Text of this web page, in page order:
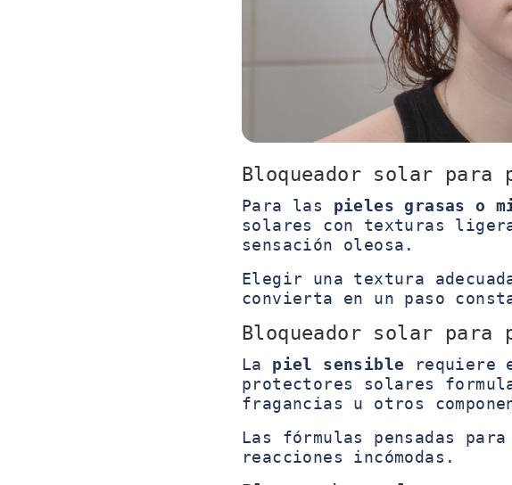
Bloqueador solar
Para las pieles grasas o
solares con texturas
sensación oleosa.
Elegir una textura
convierta en un paso
Bloqueador solar
La piel sensible requiere
protectores solares
fragancias u otros
Las fórmulas pensadas
reacciones incómodas.